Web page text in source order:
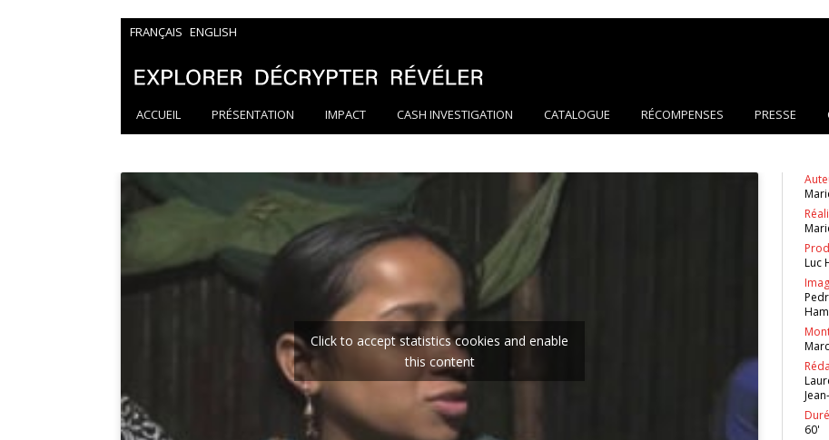
FRANÇAIS ENGLISH
ACCUEIL PRÉSENTATION IMPACT CASH INVESTIGATION CATALOGUE RÉCOMPENSES PRESSE
Click to accept statistics cookies and enable
this content
Luc
60'